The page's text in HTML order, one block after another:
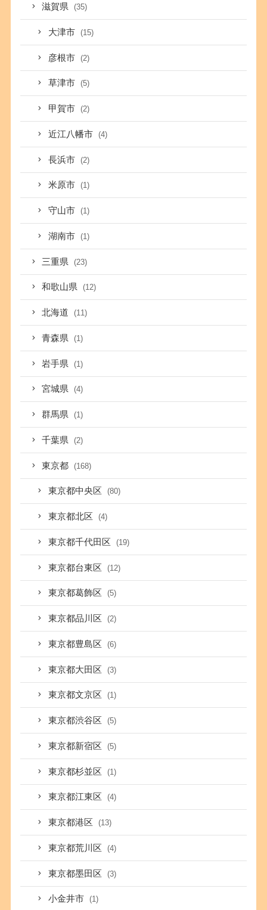
滋賀県 (35)
大津市 (15)
彦根市 (2)
草津市 (5)
甲賀市 (2)
近江八幡市 (4)
長浜市 (2)
米原市 (1)
守山市 (1)
湖南市 (1)
三重県 (23)
和歌山県 (12)
北海道 (11)
青森県 (1)
岩手県 (1)
宮城県 (4)
群馬県 (1)
千葉県 (2)
東京都 (168)
東京都中央区 (80)
東京都北区 (4)
東京都千代田区 (19)
東京都台東区 (12)
東京都葛飾区 (5)
東京都品川区 (2)
東京都豊島区 (6)
東京都大田区 (3)
東京都文京区 (1)
東京都渋谷区 (5)
東京都新宿区 (5)
東京都杉並区 (1)
東京都江東区 (4)
東京都港区 (13)
東京都荒川区 (4)
東京都墨田区 (3)
小金井市 (1)